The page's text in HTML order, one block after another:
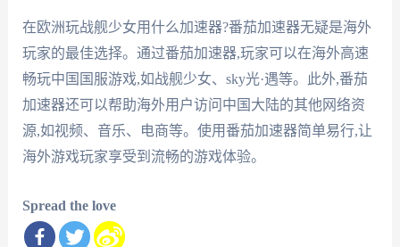
在欧洲玩战舰少女用什么加速器?番茄加速器无疑是海外
玩家的最佳选择。通过番茄加速器,玩家可以在海外高速
畅玩中国国服游戏,如战舰少女、sky光·遇等。此外,番茄
加速器还可以帮助海外用户访问中国大陆的其他网络资
源,如视频、音乐、电商等。使用番茄加速器简单易行,让
海外游戏玩家享受到流畅的游戏体验。
Spread the love